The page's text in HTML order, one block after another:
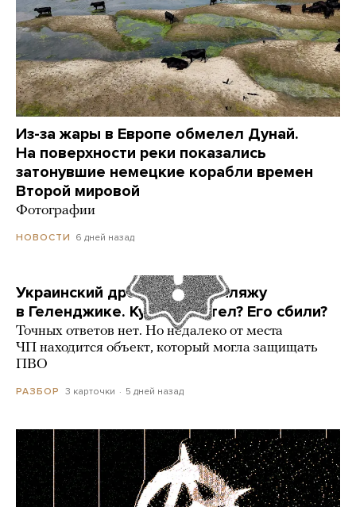
Из-за жары в Европе обмелел Дунай.
На поверхности реки показались
затонувшие немецкие корабли времен
Второй мировой
Фотографии
НОВОСТИ 6 дней назад
Украинский дрон попал по пляжу
в Геленджике. Куда он летел? Его сбили?
Точных ответов нет. Но недалеко от места
ЧП находится объект, который могла защищать
ПВО
РАЗБОР 3 карточки 5 дней назад